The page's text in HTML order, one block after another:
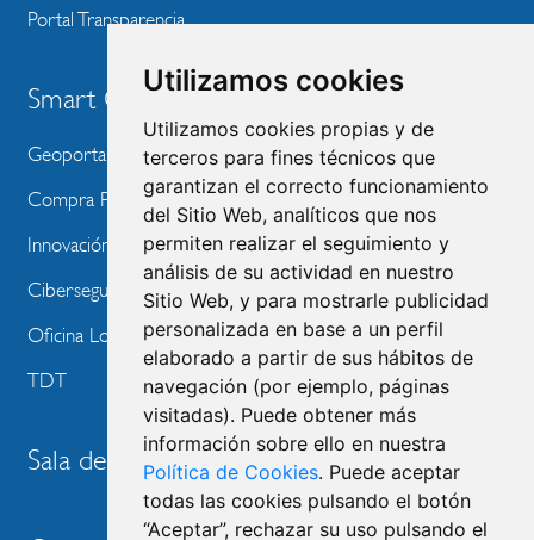
Utilizamos cookies
Utilizamos cookies propias y de
terceros para fines técnicos que
garantizan el correcto funcionamiento
del Sitio Web, analíticos que nos
permiten realizar el seguimiento y
análisis de su actividad en nuestro
Sitio Web, y para mostrarle publicidad
personalizada en base a un perfil
elaborado a partir de sus hábitos de
navegación (por ejemplo, páginas
visitadas). Puede obtener más
información sobre ello en nuestra
Política de Cookies. Puede aceptar
todas las cookies pulsando el botón
“Aceptar”, rechazar su uso pulsando el
Portal Transparencia
Smart City
Geoportal
Compra Pública de Innovación
Innovación Tecnológica
Ciberseguridad
Oficina Local de Ayudas Públicas
TDT
Sala de prensa